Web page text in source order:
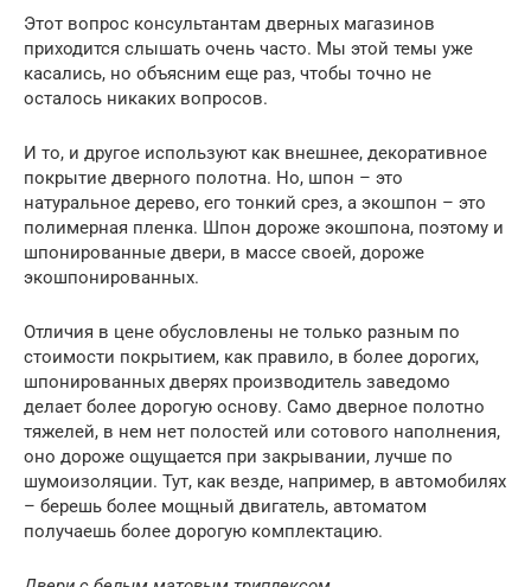
Этот вопрос консультантам дверных магазинов
приходится слышать очень часто. Мы этой темы уже
касались, но объясним еще раз, чтобы точно не
осталось никаких вопросов.
И то, и другое используют как внешнее, декоративное
покрытие дверного полотна. Но, шпон – это
натуральное дерево, его тонкий срез, а экошпон – это
полимерная пленка. Шпон дороже экошпона, поэтому и
шпонированные двери, в массе своей, дороже
экошпонированных.
Отличия в цене обусловлены не только разным по
стоимости покрытием, как правило, в более дорогих,
шпонированных дверях производитель заведомо
делает более дорогую основу. Само дверное полотно
тяжелей, в нем нет полостей или сотового наполнения,
оно дороже ощущается при закрывании, лучше по
шумоизоляции. Тут, как везде, например, в автомобилях
– берешь более мощный двигатель, автоматом
получаешь более дорогую комплектацию.